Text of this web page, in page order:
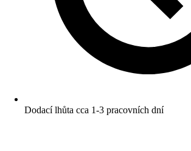
Dodací lhůta cca 1-3 pracovních dní